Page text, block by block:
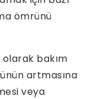
ömrünü
olarak bakım
artmasına
veya